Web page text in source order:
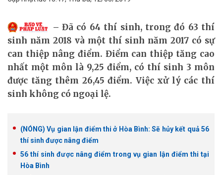
Đã có 64 thí sinh, trong đó 63 thí
sinh năm 2018 và một thí sinh năm 2017 có sự
can thiệp nâng điểm. Điểm can thiệp tăng cao
nhất một môn là 9,25 điểm, có thí sinh 3 môn
được tăng thêm 26,45 điểm. Việc xử lý các thí
sinh không có ngoại lệ.
(NÓNG) Vụ gian lận điểm thi ở Hòa Bình: Sẽ hủy kết quả 56
thí sinh được nâng điểm
56 thí sinh được nâng điểm trong vụ gian lận điểm thi tại
Hòa Bình